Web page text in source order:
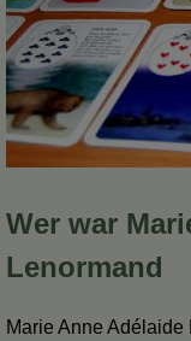
Wer war
Lenormand
Marie Anne